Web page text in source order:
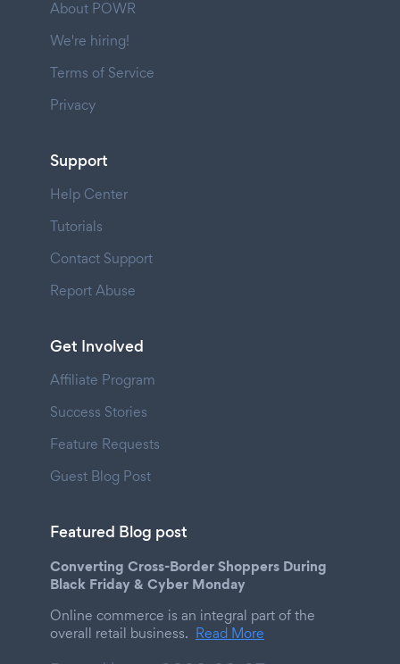
About POWR
We're hiring!
Terms of Service
Privacy
Support
Help Center
Tutorials
Contact Support
Report Abuse
Get Involved
Affiliate Program
Success Stories
Feature Requests
Guest Blog Post
Featured Blog post
Converting Cross-Border Shoppers During
Black Friday & Cyber Monday
Online commerce is an integral part of the
overall retail business. Read More